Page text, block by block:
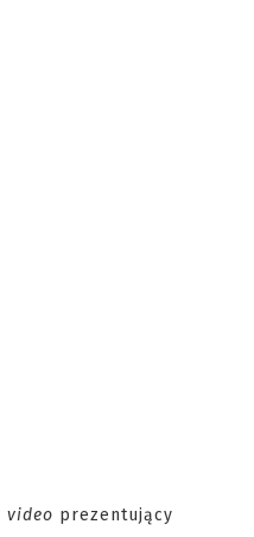
video prezentujący